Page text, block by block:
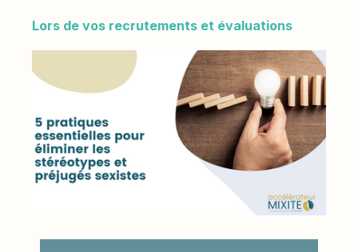
Lors de vos recrutements et évaluations